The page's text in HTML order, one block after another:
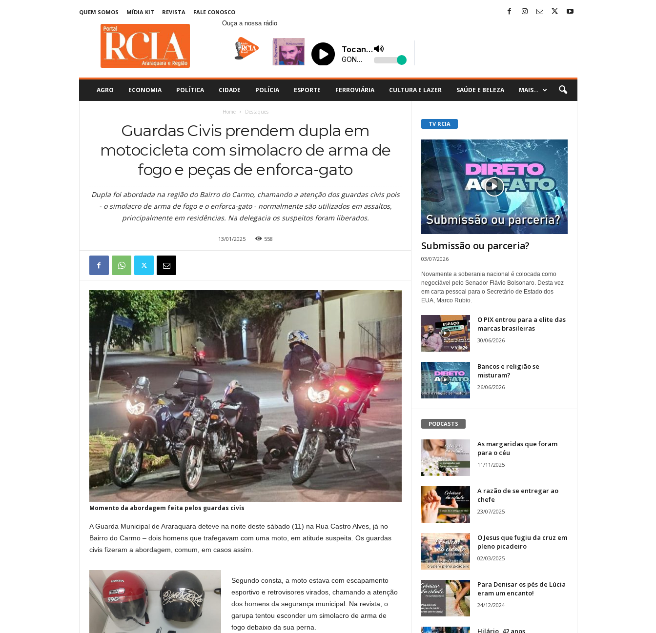
QUEM SOMOS MÍDIA KIT REVISTA
FALE CONOSCO
Ouça a nossa rádio
AGRO ECONOMIA POLÍTICA CIDADE POLÍCIA ESPORTE FERROVIÁRIA CULTURA E LAZER SAÚDE E BELEZA MAIS…
Home Destaques
Guardas Civis prendem dupla em
motocicleta com simolacro de arma de
fogo e peças de enforca-gato
Dupla foi abordada na região do Bairro do Carmo, chamando a atenção dos guardas civis pois
- o simolacro de arma de fogo e o enforca-gato - normalmente são utilizados em assaltos,
principalmente em residências. Na delegacia os suspeitos foram liberados.
13/01/2025 558
Momento da abordagem feita pelos guardas civis
A Guarda Municipal de Araraquara deteve na noite deste sábado (11) na Rua Castro Alves, já no
Bairro do Carmo – dois homens que trafegavam com uma moto, em atitude suspeita. Os guardas
civis fizeram a abordagem, comum, em casos assim.
Segundo consta, a moto estava com escapamento
esportivo e retrovisores virados, chamando a atenção
dos homens da segurança municipal. Na revista, o
garupa tentou esconder um simolacro de arma de
fogo debaixo da sua perna.
TV RCIA
Submissão ou parceria?
03/07/2026
Novamente a soberania nacional é colocada como
negociável pelo Senador Flávio Bolsonaro. Desta vez
em carta pessoal para o Secretário de Estado dos
EUA, Marco Rubio.
O PIX entrou para a elite das
marcas brasileiras
30/06/2026
Bancos e religião se
misturam?
26/06/2026
PODCASTS
As margaridas que foram
para o céu
11/11/2025
A razão de se entregar ao
chefe
23/07/2025
O Jesus que fugiu da cruz em
pleno picadeiro
02/03/2025
Para Denisar os pés de Lúcia
eram um encanto!
24/12/2024
Hilário, 42 anos,